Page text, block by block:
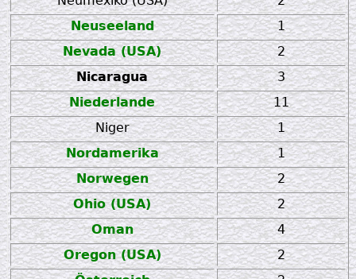
Neuseeland
1
Nevada (USA)
2
Nicaragua
3
Niederlande
11
Niger
1
Nordamerika
1
Norwegen
2
Ohio (USA)
2
Oman
4
Oregon (USA)
2